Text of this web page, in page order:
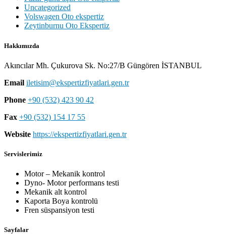
Uncategorized
Volswagen Oto ekspertiz
Zeytinburnu Oto Ekspertiz
Hakkımızda
Akıncılar Mh. Çukurova Sk. No:27/B Güngören İSTANBUL
Email iletisim@ekspertizfiyatlari.gen.tr
Phone +90 (532) 423 90 42
Fax +90 (532) 154 17 55
Website https://ekspertizfiyatlari.gen.tr
Servislerimiz
Motor – Mekanik kontrol
Dyno- Motor performans testi
Mekanik alt kontrol
Kaporta Boya kontrolü
Fren süspansiyon testi
Sayfalar